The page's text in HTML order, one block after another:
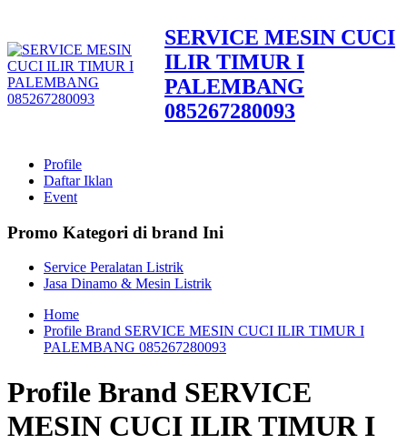
SERVICE MESIN CUCI
ILIR TIMUR I
PALEMBANG
085267280093
Profile
Daftar Iklan
Event
Promo Kategori di brand Ini
Service Peralatan Listrik
Jasa Dinamo & Mesin Listrik
Home
Profile Brand SERVICE MESIN CUCI ILIR TIMUR I
PALEMBANG 085267280093
Profile Brand SERVICE
MESIN CUCI ILIR TIMUR I